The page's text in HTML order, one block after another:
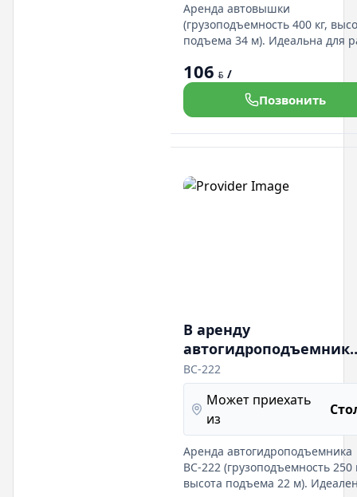
Аренда автовышки
(грузоподъемность 400 кг,
подъема 34 м). Идеальна для
профессиональная поддержка!
106 BYN /
Позвонить
В аренду
автогидроподъемник
ВС-222
ВС-222
Может приехать
из
Аренда автогидроподъемника
ВС-222 (грузоподъемность 250
высота подъема 22 м).